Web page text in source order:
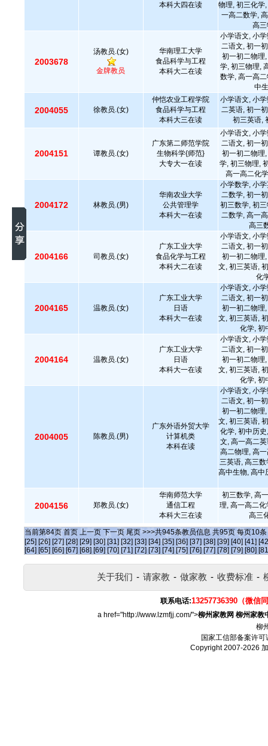
本科大四在读
物理, 初三化学
一高二数学,
高
2003678
汤教员.(女)
金牌教员
华南理工大学
食品科学与工程
本科大二在读
小学语文, 小
二语文, 初一
初一初二物理
学, 初三物理,
数学, 高一高
中
2004055 徐教员.(女)
仲恺农业工程学院
食品科学与工程
本科大三在读
小学语文, 小
二英语, 初一
初三英语,
2004151 谭教员.(女)
广东第二师范学院
生物科学{师范}
大专大一在读
小学语文, 小
二语文, 初一
初一初二物理
学, 初三物理,
高一高二化
2004172 林教员.(男)
华南农业大学
公共管理学
本科大一在读
小学数学, 小
二数学, 初一
初三数学, 初
二数学, 高一
高三
2004166 司教员.(女)
广东工业大学
食品化学与工程
本科大二在读
小学语文, 小
二语文, 初一
初一初二物理
文, 初三英语,
化
2004165 温教员.(女)
广东工业大学
日语
本科大一在读
小学语文, 小
二语文, 初一
初一初二物理
文, 初三英语,
化学, 初
2004164 温教员.(女)
广东工业大学
日语
本科大一在读
小学语文, 小
二语文, 初一
初一初二物理
文, 初三英语,
化学, 初
2004005 陈教员.(男)
广东外语外贸大学
计算机类
本科在读
小学语文, 小
二语文, 初一
初一初二物理
文, 初三英语,
化学, 初中历
文, 高一高二
高二物理, 高
三英语, 高三
高中生物, 高中
2004156 郑教员.(女)
华南师范大学
通信工程
本科大三在读
初三数学, 高
理, 高一高二
高三
当前第84页 首页 上一页 下一页 尾页 >>>共945条教员信息 共95页 每页10条
[25] [26] [27] [28] [29] [30] [31] [32] [33] [34] [35] [36] [37] [38] [39] [40] [41]
[64] [65] [66] [67] [68] [69] [70] [71] [72] [73] [74] [75] [76] [77] [78] [79] [80]
关于我们 - 请家教 - 做家教 - 收费标准 -
联系电话:13257736390（微信
a href="http://www.lzmfjj.com/">柳州家教网 柳州家教
柳
国家工信部备案许可
Copyright 2007-2026